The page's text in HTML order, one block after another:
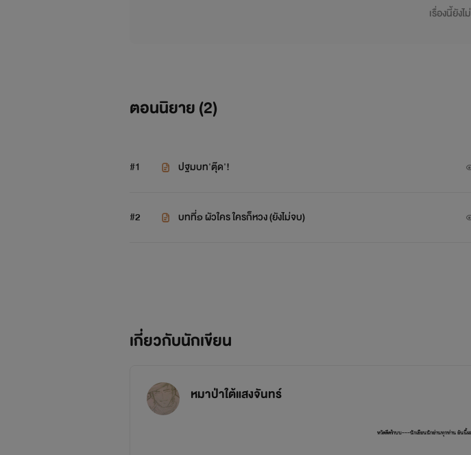
เริ่ด เชิด สวย นั่
เรื่องนี้ยัง
ตอนนิยาย (2)
#1 ปฐมบท'ตุ๊ด'!
#2 บทที่๑ ผัวใคร ใครก็หวง (ยังไม่จบ)
เกี่ยวกับนักเขียน
หมาป่าใต้แสงจันทร์
หวัดดีคร้าบบ~~~นักเขียนนักอ่านทุกท่าน อันนี้ผ